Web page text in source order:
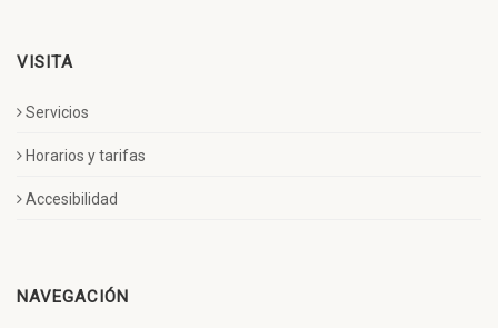
VISITA
Servicios
Horarios y tarifas
Accesibilidad
NAVEGACIÓN